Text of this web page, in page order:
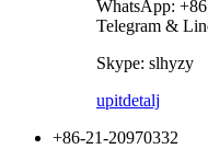
WhatsApp:
Telegram &
Skype: slhyzy
upitdetalj
+86-21-20970332